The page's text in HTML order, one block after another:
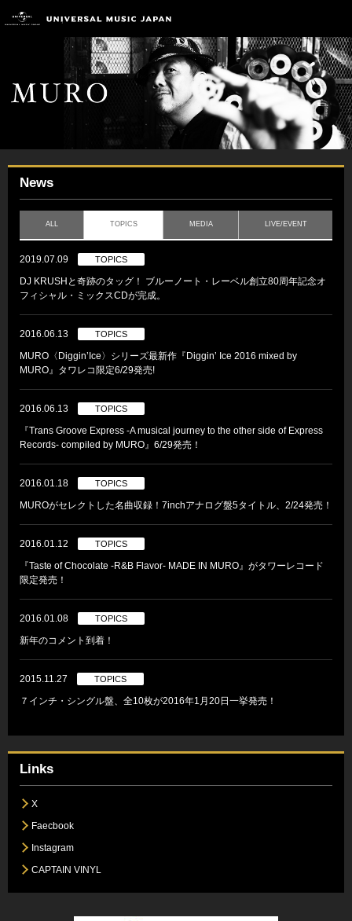
News
ALL TOPICS MEDIA LIVE/EVENT
2019.07.09 TOPICS
DJ KRUSHと奇跡のタッグ！ ブルーノート・レーベル創立80周年記念オ
フィシャル・ミックスCDが完成。
2016.06.13 TOPICS
MURO〈Diggin’Ice〉シリーズ最新作『Diggin’ Ice 2016 mixed by
MURO』タワレコ限定6/29発売!
2016.06.13 TOPICS
『Trans Groove Express -A musical journey to the other side of Express
Records- compiled by MURO』6/29発売！
2016.01.18 TOPICS
MUROがセレクトした名曲収録！7inchアナログ盤5タイトル、2/24発売！
2016.01.12 TOPICS
『Taste of Chocolate -R&B Flavor- MADE IN MURO』がタワーレコード
限定発売！
2016.01.08 TOPICS
新年のコメント到着！
2015.11.27 TOPICS
７インチ・シングル盤、全10枚が2016年1月20日一挙発売！
Links
X
Faecbook
Instagram
CAPTAIN VINYL